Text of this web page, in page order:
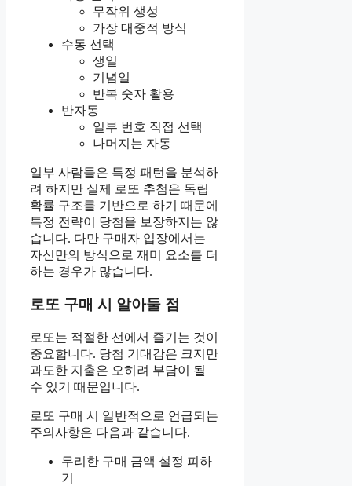
무작위 생성
가장 대중적 방식
수동 선택
생일
기념일
반복 숫자 활용
반자동
일부 번호 직접 선택
나머지는 자동
일부 사람들은 특정 패턴을 분석하
려 하지만 실제 로또 추첨은 독립
확률 구조를 기반으로 하기 때문에
특정 전략이 당첨을 보장하지는 않
습니다. 다만 구매자 입장에서는
자신만의 방식으로 재미 요소를 더
하는 경우가 많습니다.
로또 구매 시 알아둘 점
로또는 적절한 선에서 즐기는 것이
중요합니다. 당첨 기대감은 크지만
과도한 지출은 오히려 부담이 될
수 있기 때문입니다.
로또 구매 시 일반적으로 언급되는
주의사항은 다음과 같습니다.
무리한 구매 금액 설정 피하
기